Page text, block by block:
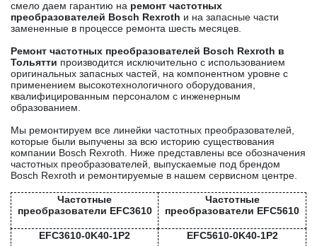
смело даем гарантию на ремонт частотных
преобразователей Bosch Rexroth и на запасные части
замененные в процессе ремонта шесть месяцев.
Ремонт частотных преобразователей Bosch Rexroth в
Тольятти производится исключительно с использованием
оригинальных запасных частей, на компонентном уровне с
применением высокотехнологичного оборудования,
квалифицированным персоналом с инженерным
образованием.
Мы ремонтируем все линейки частотных преобразователей,
которые были выпучены за всю историю существования
компании Bosch Rexroth. Ниже представлены все обозначения
частотных преобразователей, выпускаемые под брендом
Bosch Rexroth и ремонтируемые в нашем сервисном центре.
Частотные
преобразователи EFC3610
Частотные
преобразователи EFC5610
EFC3610-0K40-1P2 EFC5610-0K40-1P2